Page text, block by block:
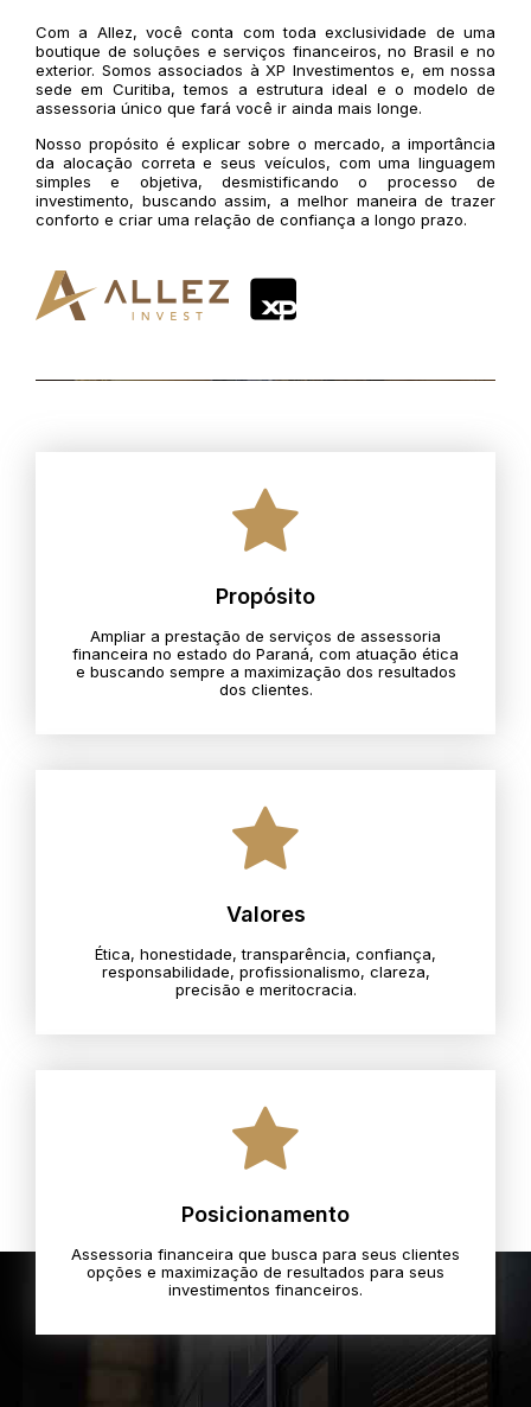
Com a Allez, você conta com toda exclusividade de uma
boutique de soluções e serviços financeiros, no Brasil e no
exterior. Somos associados à XP Investimentos e, em nossa
sede em Curitiba, temos a estrutura ideal e o modelo de
assessoria único que fará você ir ainda mais longe.
Nosso propósito é explicar sobre o mercado, a importância
da alocação correta e seus veículos, com uma linguagem
simples e objetiva, desmistificando o processo de
investimento, buscando assim, a melhor maneira de trazer
conforto e criar uma relação de confiança a longo prazo.
Propósito
Ampliar a prestação de serviços de assessoria
financeira no estado do Paraná, com atuação ética
e buscando sempre a maximização dos resultados
dos clientes.
Valores
Ética, honestidade, transparência, confiança,
responsabilidade, profissionalismo, clareza,
precisão e meritocracia.​
Posicionamento
Assessoria financeira que busca para seus clientes
opções e maximização de resultados para seus
investimentos financeiros.